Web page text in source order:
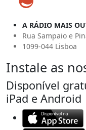
A RÁDIO MAIS
Rua Sampaio e
1099-044 Lisboa
Instale as
Disponível
iPad e Android